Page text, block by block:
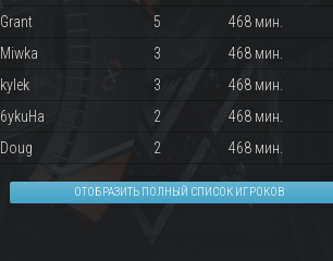
Grant
5
468 мин.
Miwka
3
468 мин.
kylek
3
468 мин.
6ykuHa
2
468 мин.
Doug
2 468 мин.
ОТОБРАЗИТЬ ПОЛНЫЙ СПИСОК ИГРОКОВ